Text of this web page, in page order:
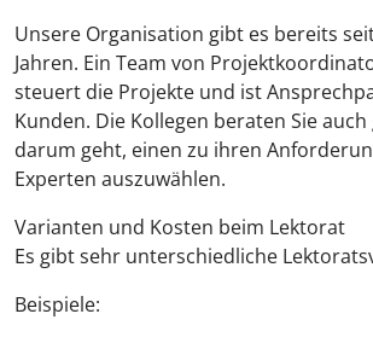
Unsere Organisation gibt es bereits
Jahren. Ein Team von
steuert die Projekte und ist
Kunden. Die Kollegen beraten Sie
darum geht, einen zu ihren
Experten auszuwählen.
Varianten und Kosten beim Lektorat
Es gibt sehr unterschiedliche
Beispiele: